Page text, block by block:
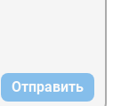
Отправить